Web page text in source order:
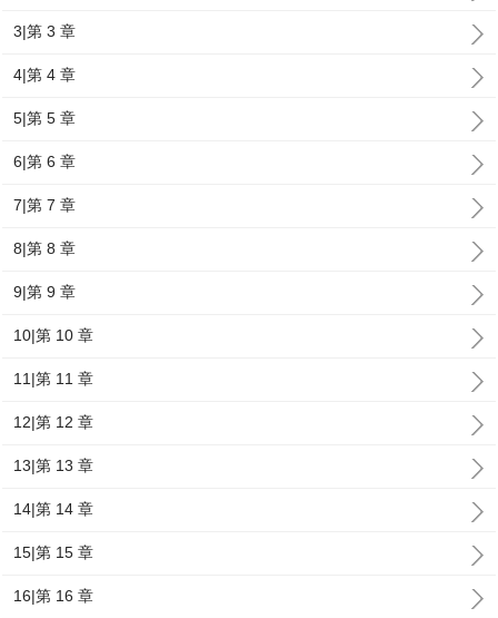
3|第 3 章
4|第 4 章
5|第 5 章
6|第 6 章
7|第 7 章
8|第 8 章
9|第 9 章
10|第 10 章
11|第 11 章
12|第 12 章
13|第 13 章
14|第 14 章
15|第 15 章
16|第 16 章